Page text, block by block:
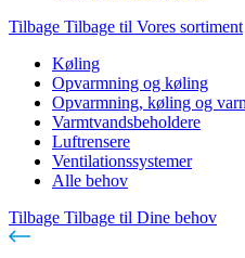
Tilbage Tilbage til Vores sortiment
Køling
Opvarmning og køling
Opvarmning, køling og
Varmtvandsbeholdere
Luftrensere
Ventilationssystemer
Alle behov
Tilbage Tilbage til Dine behov